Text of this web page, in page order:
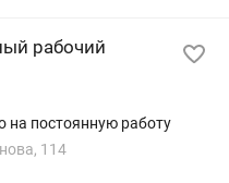
рабочий
постоянную работу
114